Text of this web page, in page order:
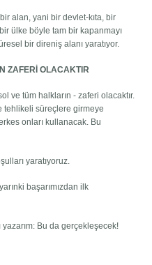
alan, yani bir devlet-kıta, bir
ülke böyle tam bir kapanmayı
bir direniş alanı yaratıyor.
ZAFERİ OLACAKTIR
ve tüm halkların - zaferi olacaktır.
tehlikeli süreçlere girmeye
onları kullanacak. Bu
yaratıyoruz.
başarımızdan ilk
Bu da gerçekleşecek!